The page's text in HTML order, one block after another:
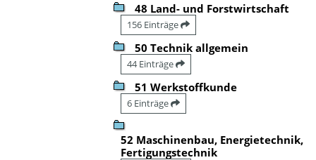
48 Land- und Forstwirtschaft
156 Einträge
50 Technik allgemein
44 Einträge
51 Werkstoffkunde
6 Einträge
52 Maschinenbau, Energietechnik,
Fertigungstechnik